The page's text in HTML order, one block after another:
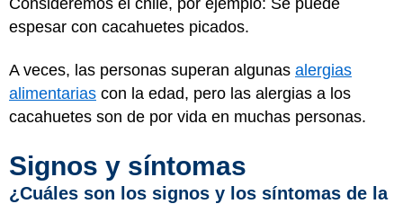
espesar con cacahuetes picados.
A veces, las personas superan algunas alergias
alimentarias con la edad, pero las alergias a los
cacahuetes son de por vida en muchas personas.
Signos y síntomas
¿Cuáles son los signos y los síntomas de la